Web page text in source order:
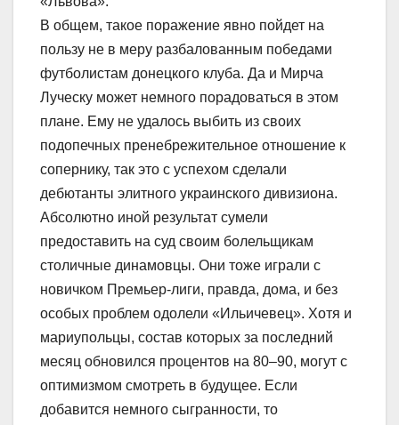
В общем, такое поражение явно пойдет на
пользу не в меру разбалованным победами
футболистам донецкого клуба. Да и Мирча
Луческу может немного порадоваться в этом
плане. Ему не удалось выбить из своих
подопечных пренебрежительное отношение к
сопернику, так это с успехом сделали
дебютанты элитного украинского дивизиона.
Абсолютно иной результат сумели
предоставить на суд своим болельщикам
столичные динамовцы. Они тоже играли с
новичком Премьер-лиги, правда, дома, и без
особых проблем одолели «Ильичевец». Хотя и
мариупольцы, состав которых за последний
месяц обновился процентов на 80–90, могут с
оптимизмом смотреть в будущее. Если
добавится немного сыгранности, то